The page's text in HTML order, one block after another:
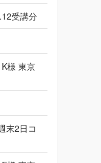
受講分
K様 東京
末2日コ